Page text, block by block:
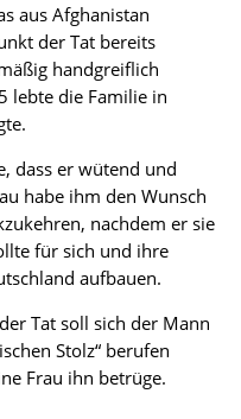
aus Afghanistan
der Tat bereits
handgreiflich
lebte die Familie in
dass er wütend und
habe ihm den Wunsch
nachdem er sie
für sich und ihre
aufbauen.
Tat soll sich der Mann
Stolz“ berufen
Frau ihn betrüge.